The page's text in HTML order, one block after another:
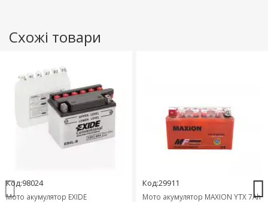
Схожі товари
Код:98024
Мото акумулятор EXIDE
Код:29911
Мото акумулятор MAXION YTX 7Ah